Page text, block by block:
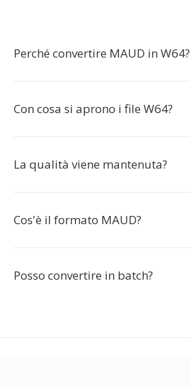
Perché convertire MAUD in W64?
Con cosa si aprono i file W64?
La qualità viene mantenuta?
Cos'è il formato MAUD?
Posso convertire in batch?